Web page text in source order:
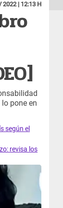
2022 | 12:13 H
pone en
según el
revisa los